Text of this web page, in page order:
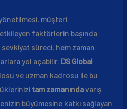
müşteri
faktörlerin başında
sevkiyat süreci, hem zaman
yol açabilir. DS Global
ve uzman kadrosu ile bu
tam zamanındavarış
büyümesine katkı sağlayan